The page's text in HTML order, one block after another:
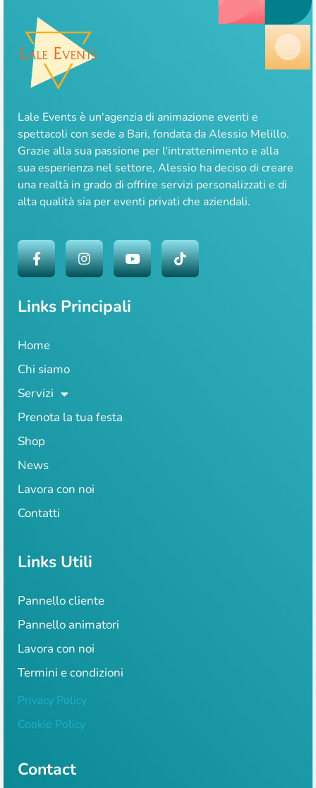
Lale Events è un'agenzia di animazione eventi e
spettacoli con sede a Bari, fondata da Alessio Melillo.
Grazie alla sua passione per l'intrattenimento e alla
sua esperienza nel settore, Alessio ha deciso di creare
una realtà in grado di offrire servizi personalizzati e di
alta qualità sia per eventi privati che aziendali.
Links Principali
Home
Chi siamo
Servizi
Prenota la tua festa
Shop
News
Lavora con noi
Contatti
Links Utili
Pannello cliente
Pannello animatori
Lavora con noi
Termini e condizioni
Privacy Policy
Cookie Policy
Contact